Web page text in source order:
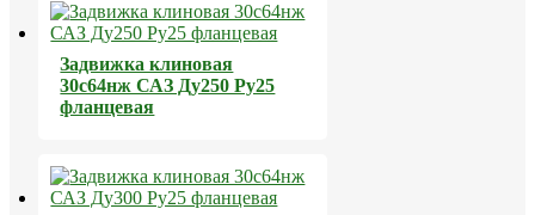
Задвижка клиновая
30с64нж САЗ Ду250 Ру25
фланцевая